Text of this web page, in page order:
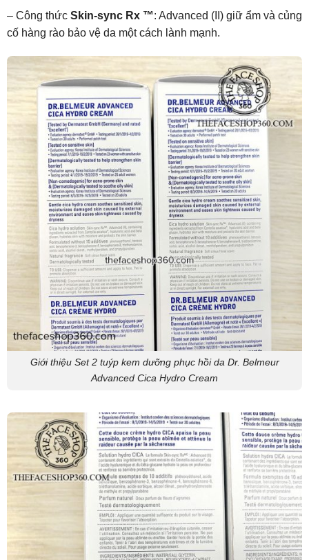
– Công thức Skin-sync Rx ™: Advanced (II) giữ ẩm và củng
cố hàng rào bảo vệ da một cách lành mạnh.
Giới thiệu Set 2 tuýp kem dưỡng phục hồi da Dr. Belmeur
Advanced Cica Hydro Cream